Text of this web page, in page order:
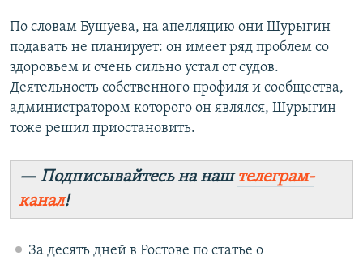
По словам Бушуева, на апелляцию они Шурыгин
подавать не планирует: он имеет ряд проблем со
здоровьем и очень сильно устал от судов.
Деятельность собственного профиля и сообщества,
администратором которого он являлся, Шурыгин
тоже решил приостановить.
— Подписывайтесь на наштелеграм-
канал!
За десять дней в Ростове по статье о